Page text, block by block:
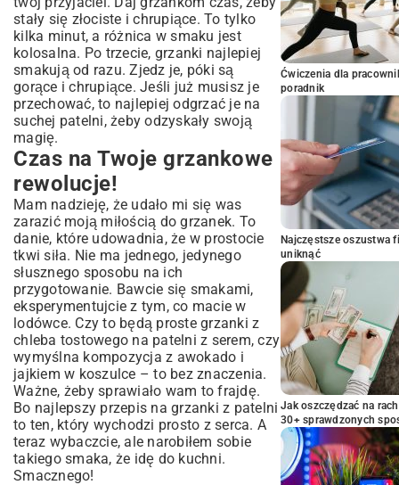
stały się złociste i chrupiące. To tylko
kilka minut, a różnica w smaku jest
kolosalna. Po trzecie, grzanki najlepiej
smakują od razu. Zjedz je, póki są
gorące i chrupiące. Jeśli już musisz je
przechować, to najlepiej odgrzać je na
suchej patelni, żeby odzyskały swoją
magię.
Czas na Twoje grzankowe
rewolucje!
Mam nadzieję, że udało mi się was
zarazić moją miłością do grzanek. To
danie, które udowadnia, że w prostocie
tkwi siła. Nie ma jednego, jedynego
słusznego sposobu na ich
przygotowanie. Bawcie się smakami,
eksperymentujcie z tym, co macie w
lodówce. Czy to będą proste grzanki z
chleba tostowego na patelni z serem, czy
wymyślna kompozycja z awokado i
jajkiem w koszulce – to bez znaczenia.
Ważne, żeby sprawiało wam to frajdę.
Bo najlepszy przepis na grzanki z patelni
to ten, który wychodzi prosto z serca. A
teraz wybaczcie, ale narobiłem sobie
takiego smaka, że idę do kuchni.
Smacznego!
Ćwiczenia dla
poradnik
Najczęstsze oszustwa
uniknąć
Jak oszczędzać na
30+ sprawdzonych